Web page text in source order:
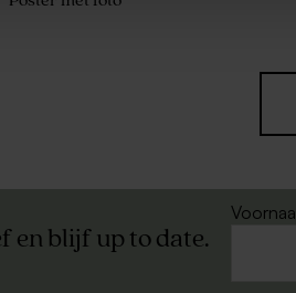
en blijf up to date.